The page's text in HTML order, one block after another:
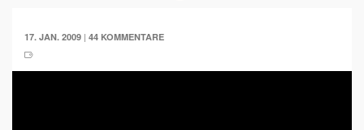
17. JAN. 2009 | 44 KOMMENTARE